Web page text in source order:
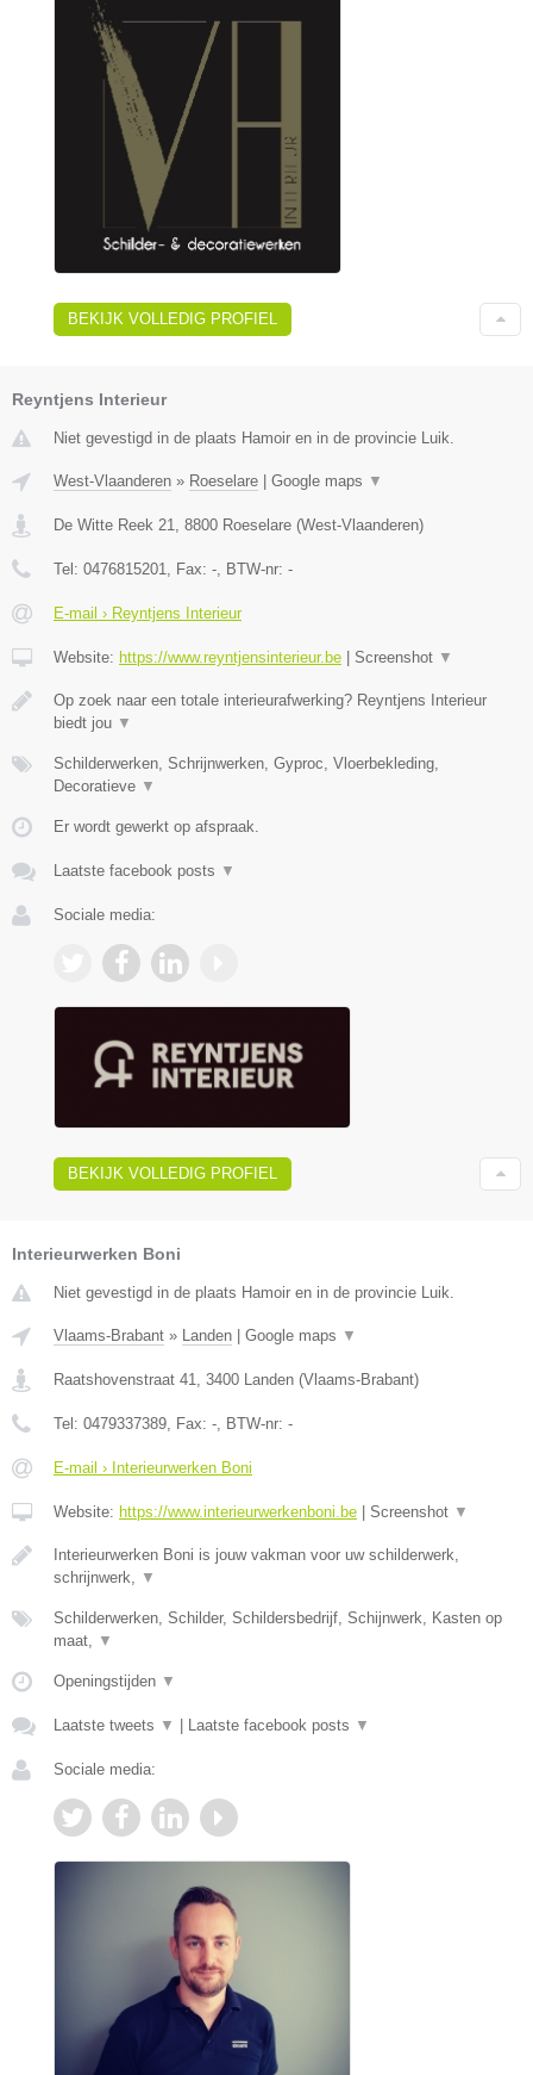
BEKIJK VOLLEDIG PROFIEL
Reyntjens Interieur
Niet gevestigd in de plaats Hamoir en in de provincie Luik.
West-Vlaanderen » Roeselare Google maps ▼
De Witte Reek 21 8800 Roeselare (West-Vlaanderen)
Tel: 0476815201 , Fax: - , BTW-nr: -
E-mail › Reyntjens Interieur
Website: https://www.reyntjensinterieur.be Screenshot ▼
Op zoek naar een totale interieurafwerking? Reyntjens Interieur
biedt jou ▼
Schilderwerken, Schrijnwerken, Gyproc, Vloerbekleding,
Decoratieve ▼
Er wordt gewerkt op afspraak.
Laatste facebook posts ▼
Sociale media:
BEKIJK VOLLEDIG PROFIEL
Interieurwerken Boni
Niet gevestigd in de plaats Hamoir en in de provincie Luik.
Vlaams-Brabant » Landen Google maps ▼
Raatshovenstraat 41, 3400 Landen (Vlaams-Brabant)
Tel: 0479337389, Fax: -, BTW-nr: -
E-mail › Interieurwerken Boni
Website: https://www.interieurwerkenboni.be Screenshot ▼
Interieurwerken Boni is jouw vakman voor uw schilderwerk,
schrijnwerk, ▼
Schilderwerken, Schilder, Schildersbedrijf, Schijnwerk, Kasten op
maat, ▼
Openingstijden ▼
Laatste tweets ▼ Laatste facebook posts ▼
Sociale media: